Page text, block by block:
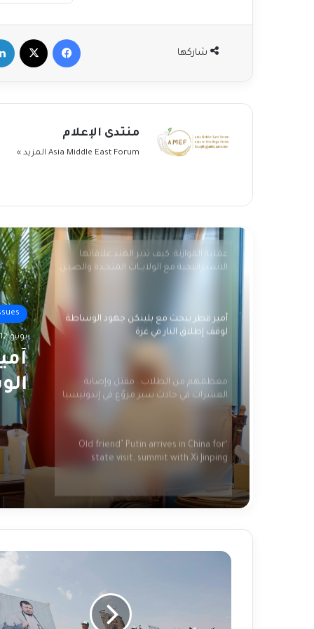
شاركها
فيسبوك
منتدى الإعلام
Asia Middle East Forum المزيد »
يونيو 12, 2024
غزة
Palestinians mark 76 years of Nakba amid
new catastrophe in Gaza
marking 76 years of dispossession
عملية الموازنة: كيف تدير الهند علاقاتها
الاستـراتيجية مع الولايــات المتحـدة والصيـن
أمير قطر يبحث مع بلينكن جهود الوساطة
لوقف إطلاق النار في غزة
معظمهم من الطلاب.. مقتل وإصابة
العشرات في حادث سير مروّع في إندونيسيا
‘Old friend’ Putin arrives in China for
state visit, summit with Xi Jinping
China’s Xi Jinping rolls out red carpet for
Houthis